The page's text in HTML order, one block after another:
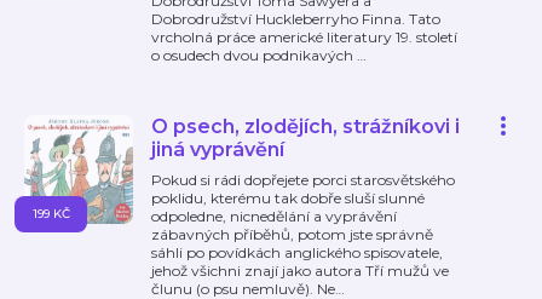
Dobrodružství Huckleberryho Finna. Tato
vrcholná práce americké literatury 19. století
o osudech dvou podnikavých …
O psech, zlodějích, strážníkovi i
jiná vyprávění
Pokud si rádi dopřejete porci starosvětského
poklidu, kterému tak dobře sluší slunné
odpoledne, nicnedělání a vyprávění
zábavných příběhů, potom jste správně
sáhli po povídkách anglického spisovatele,
jehož všichni znají jako autora Tří mužů ve
člunu (o psu nemluvě). Ne…
199 KČ